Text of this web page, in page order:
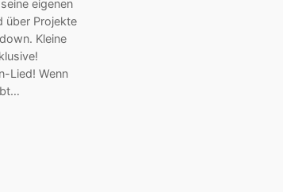
eigenen
über Projekte
Kleine
Lied! Wenn